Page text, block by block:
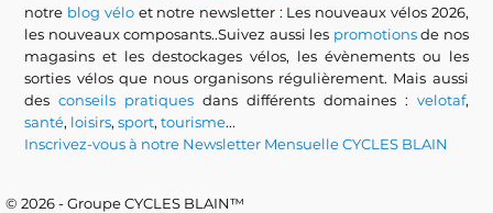
notre blog véloet notre newsletter : Les nouveaux vélos 2026,
les nouveaux composants..Suivez aussi les promotionsde nos
magasins et les destockages vélos, les évènements ou les
sorties vélos que nous organisons régulièrement. Mais aussi
desconseils pratiques dans différents domaines : velotaf,
santé, loisirs,sport,tourisme...
Inscrivez-vous à notre Newsletter Mensuelle CYCLES BLAIN
© 2026 - Groupe CYCLES BLAIN™